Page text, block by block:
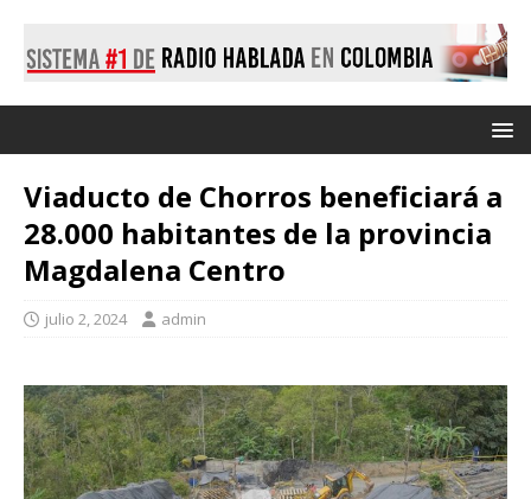
Viaducto de Chorros beneficiará a
28.000 habitantes de la provincia
Magdalena Centro
julio 2, 2024 admin